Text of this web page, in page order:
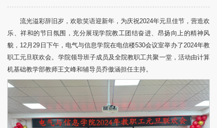
流光溢彩辞旧岁，欢歌笑语迎新年，为庆祝2024年元旦佳节，营造欢
乐、祥和的节日氛围，充分展现学院教工团结奋进、昂扬向上的精神风
貌，12月29日下午，电气与信息学院在电信楼530会议室举办了2024年教
职工元旦联欢会。学院领导班子成员及全院教职工共聚一堂，活动由计算
机基础教学部教师王文峰和辅导员乔傲涵担任主持。